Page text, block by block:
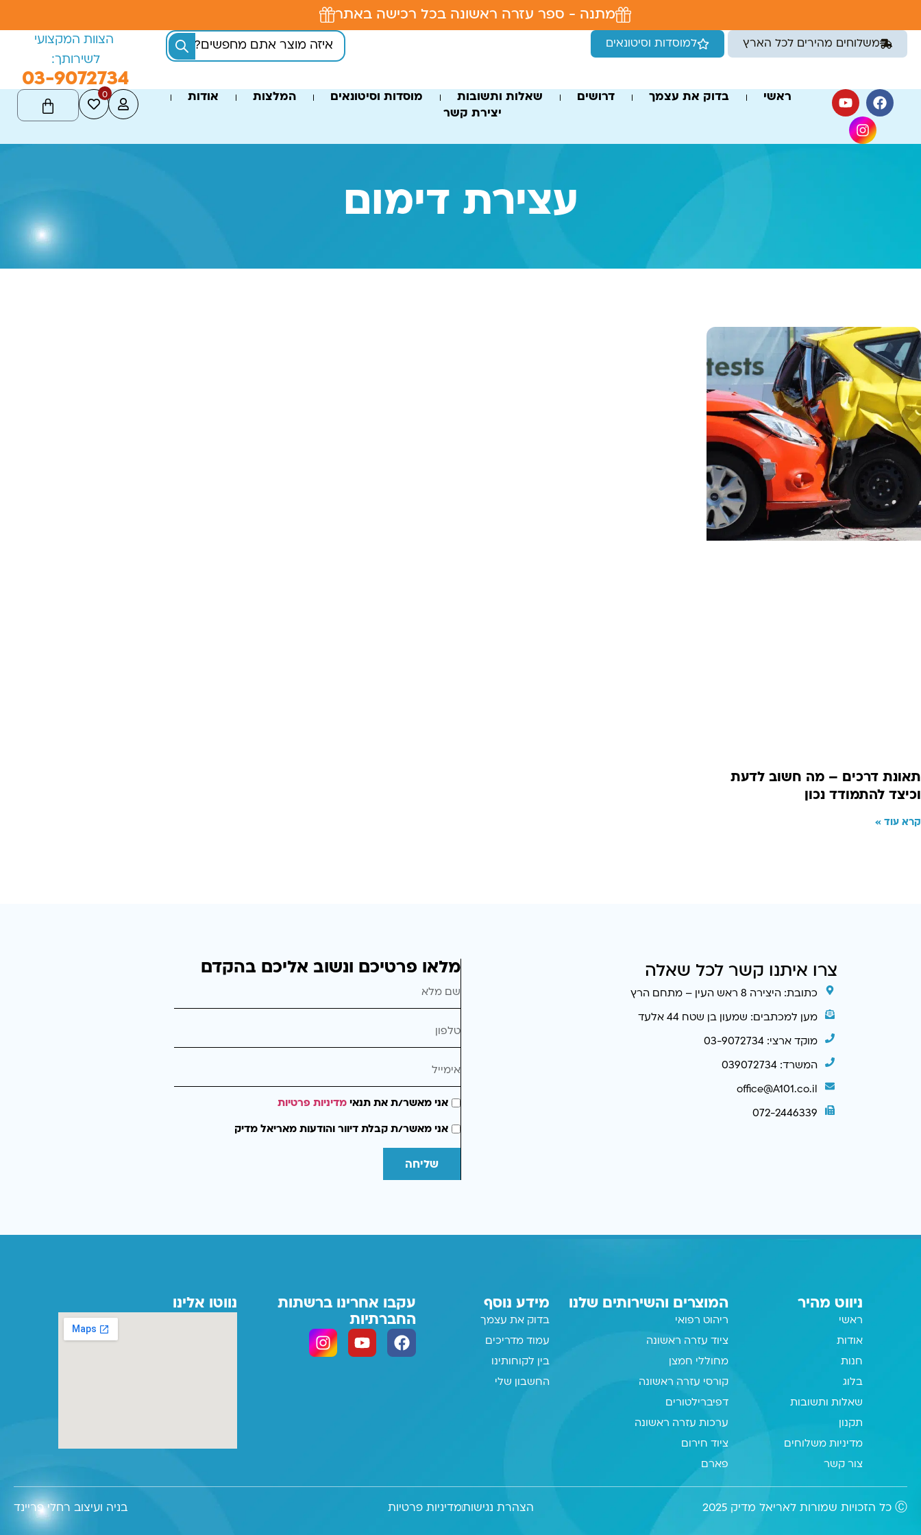
מתנה - ספר עזרה ראשונה בכל רכישה באתר
משלוחים מהירים לכל הארץ למוסדות וסיטונאים
הצוות המקצועי
לשירותך:
03-9072734
ראשי בדוק את עצמך דרושים שאלות ותשובות מוסדות וסיטונאים המלצות
אודות
יצירת קשר
0
עצירת דימום
תאונת דרכים – מה חשוב לדעת
וכיצד להתמודד נכון
קרא עוד »
צרו איתנו קשר לכל שאלה
כתובת: היצירה 8 ראש העין – מתחם הרץ
מען למכתבים: שמעון בן שטח 44 אלעד
מוקד ארצי: 03-9072734
המשרד: 039072734
office@A101.co.il
072-2446339
מלאו פרטיכם ונשוב אליכם בהקדם
אני מאשר/ת את תנאי מדיניות פרטיות
אני מאשר/ת קבלת דיוור והודעות מאריאל מדיק
שליחה
ניווט מהיר
ראשי
אודות
חנות
בלוג
שאלות ותשובות
תקנון
מדיניות משלוחים
צור קשר
המוצרים והשירותים שלנו
ריהוט רפואי
ציוד עזרה ראשונה
מחוללי חמצן
קורסי עזרה ראשונה
דפיברילטורים
ערכות עזרה ראשונה
ציוד חירום
פארם
מידע נוסף
בדוק את עצמך
עמוד מדריכים
בין לקוחותינו
החשבון שלי
עקבו אחרינו ברשתות
החברתיות
נווטו אלינו
Ⓒ כל הזכויות שמורות לאריאל מדיק 2025 הצהרת נגישותמדיניות פרטיות בניה ועיצוב רחלי פריינד